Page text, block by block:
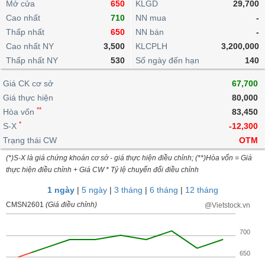
Giao
bộ
Niên
giám
Tài
liệu
cổ
đông
Định
giá
Nước
ngoài
Tự
doanh
Top
cổ
phiếu
Bản
đồ
Thống
dịch
Chứng
quyền
Tổng
Thống
kê
giao
Định
giá
Thống
kê
Tin
tức
tích
kỹ
thuật
Bảng
giá
tuyến
Bộ
cổ
phiếu
cổ
phiếu
Báo
phân
mô
lai
quyền
Trái
phiếu
doanh
nghiệp
Awards
Đào
vụ
Mở cửa
650
Cao nhất
710
Thấp nhất
650
Cao nhất NY
3,500
Thấp nhất NY
530
KLGD
29,700
NN mua
-
NN bán
-
KLCPLH
3,200,000
Số ngày đến hạn
140
Giá CK cơ sở
67,700
Giá thực hiện
80,000
Hòa vốn **
83,450
S-X *
-12,300
Trạng thái CW
OTM
(*)S-X là giá chứng khoán cơ sở - giá thực hiện điều chỉnh; (**)Hòa vốn = Giá
thực hiện điều chỉnh + Giá CW * Tỷ lệ chuyển đổi điều chỉnh
1 ngày| 5 ngày| 3 tháng | 6 tháng | 12 tháng
CMSN2601 (Giá điều chỉnh) @Vietstock.vn
650
700
BẤT
ĐỘNG
SẢN
TÀI
CHÍNH
HÀNG
HÓA
TẾ
THẾ